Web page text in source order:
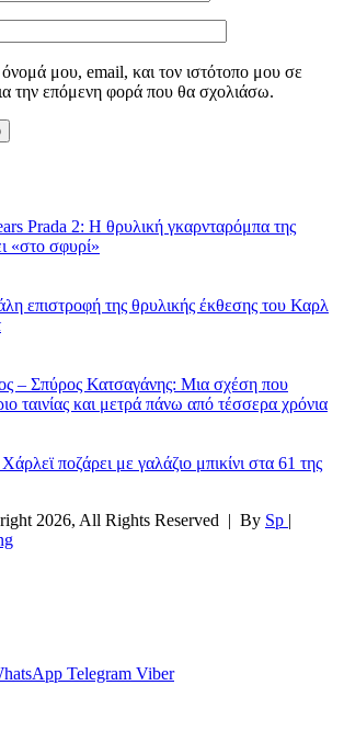
μου, email, και τον ιστότοπο μου σε
την επόμενη φορά που θα σχολιάσω.
Prada 2: Η θρυλική γκαρνταρόμπα της
«στο σφυρί»
επιστροφή της θρυλικής έκθεσης του Καρλ
– Σπύρος Κατσαγάνης: Μια σχέση που
ταινίας και μετρά πάνω από τέσσερα χρόνια
ποζάρει με γαλάζιο μπικίνι στα 61 της
2026, All Rights Reserved | By Sp |
Telegram Viber